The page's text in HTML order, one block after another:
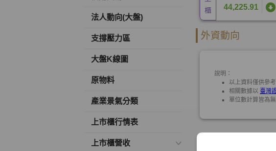
法人動向(大盤)
支撐壓力區
大盤K線圖
原物料
產業景氣分類
上市櫃行情表
上市櫃營收